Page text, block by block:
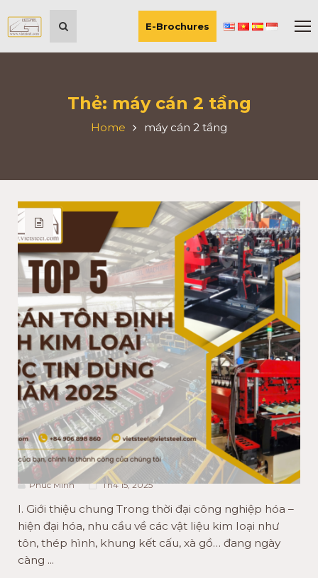
E-Brochures
Thẻ: máy cán 2 tầng
Home máy cán 2 tầng
ACTIVITIES NEWS TIN CÔNG NGHỆ
TOP 5 MÁY CÁN TÔN ĐỊNH
HÌNH KIM LOẠI ĐƯỢC TIN
DÙNG NĂM 2025
Phuc Minh Th4 15, 2025
I. Giới thiệu chung Trong thời đại công nghiệp hóa –
hiện đại hóa, nhu cầu về các vật liệu kim loại như
tôn, thép hình, khung kết cấu, xà gồ… đang ngày
càng ...